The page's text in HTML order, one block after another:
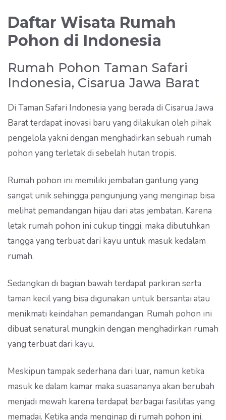
Daftar Wisata Rumah
Pohon di Indonesia
Rumah Pohon Taman Safari
Indonesia, Cisarua Jawa Barat
Di Taman Safari Indonesia yang berada di Cisarua Jawa
Barat terdapat inovasi baru yang dilakukan oleh pihak
pengelola yakni dengan menghadirkan sebuah rumah
pohon yang terletak di sebelah hutan tropis.
Rumah pohon ini memiliki jembatan gantung yang
sangat unik sehingga pengunjung yang menginap bisa
melihat pemandangan hijau dari atas jembatan. Karena
letak rumah pohon ini cukup tinggi, maka dibutuhkan
tangga yang terbuat dari kayu untuk masuk kedalam
rumah.
Sedangkan di bagian bawah terdapat parkiran serta
taman kecil yang bisa digunakan untuk bersantai atau
menikmati keindahan pemandangan. Rumah pohon ini
dibuat senatural mungkin dengan menghadirkan rumah
yang terbuat dari kayu.
Meskipun tampak sederhana dari luar, namun ketika
masuk ke dalam kamar maka suasananya akan berubah
menjadi mewah karena terdapat berbagai fasilitas yang
memadai. Ketika anda menginap di rumah pohon ini,